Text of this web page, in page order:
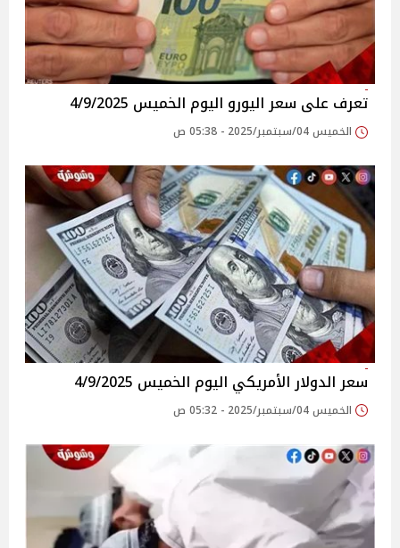
تعرف على سعر اليورو اليوم الخميس 4/9/2025
الخميس 04/سبتمبر/2025 - 05:38 ص
سعر الدولار الأمريكي اليوم الخميس 4/9/2025
الخميس 04/سبتمبر/2025 - 05:32 ص